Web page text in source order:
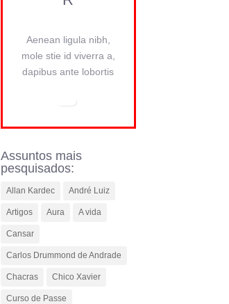
Aenean ligula nibh,
mole stie id viverra a,
dapibus ante lobortis
Assuntos mais
pesquisados:
Allan Kardec André Luiz
Artigos Aura A vida
Cansar
Carlos Drummond de Andrade
Chacras Chico Xavier
Curso de Passe